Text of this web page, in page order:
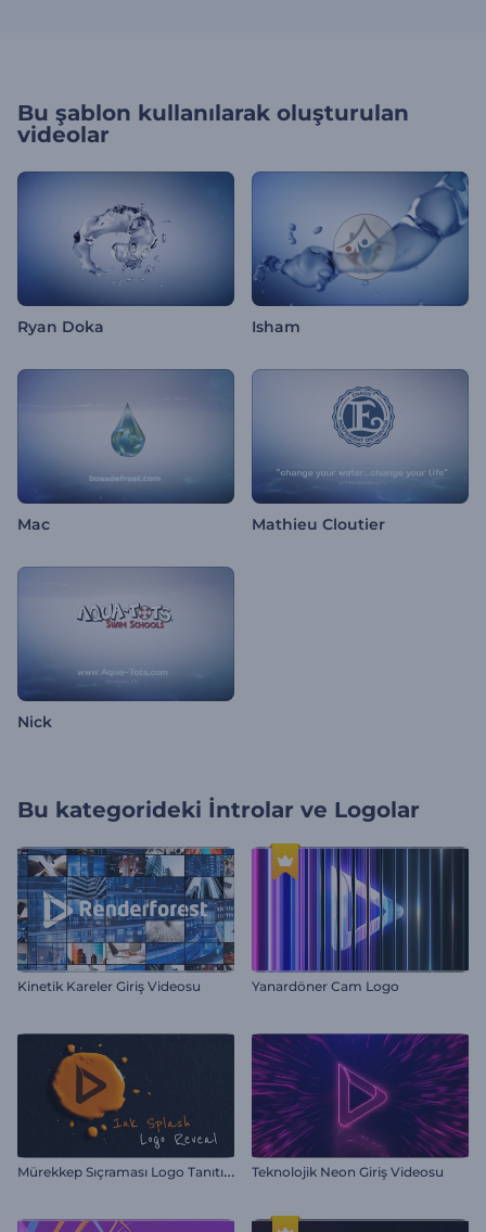
Bu şablon kullanılarak oluşturulan
videolar
Ryan Doka Isham
Mac Mathieu Cloutier
Nick
Bu kategorideki İntrolar ve Logolar
Kinetik Kareler Giriş Videosu Yanardöner Cam Logo
M
ürekkep Sıçraması Logo Tanıtımı Teknolojik Neon Giriş Videosu